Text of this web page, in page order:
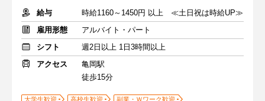
給与
時給1160～1450円 以上 ≪土日祝は時給UP≫
雇用形態
アルバイト・パート
シフト
週2日以上 1日3時間以上
アクセス
亀岡駅
徒歩15分
大学生歓迎 高校生歓迎
副業・Ｗワーク歓迎